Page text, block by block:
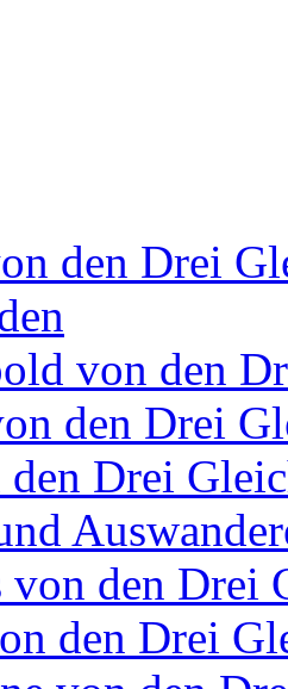
den Drei
von den
den Drei
Drei
von den Drei
den Drei